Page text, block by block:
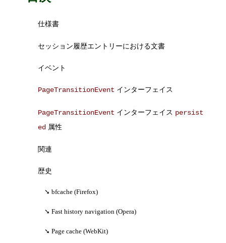
仕様書
セッション履歴エントリーにおける文書
イベント
PageTransitionEvent インターフェイス
PageTransitionEvent インターフェイス persist
ed属性
関連
歴史
bfcache (Firefox)
Fast history navigation (Opera)
Page cache (WebKit)